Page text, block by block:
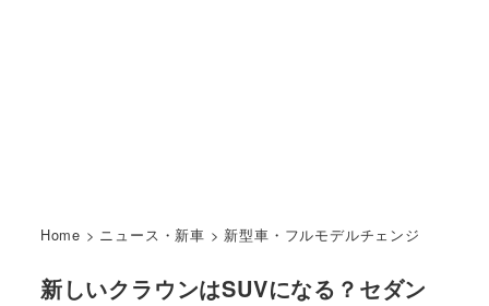
Home > ニュース・新車 > 新型車・フルモデルチェンジ
新しいクラウンはSUVになる？セダン